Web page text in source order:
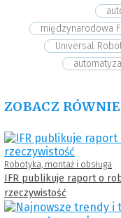
międzynarodowa
Universal
ZOBACZ
Robotyka, montaż i obsługa
IFR publikuje raport o
rzeczywistość